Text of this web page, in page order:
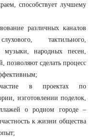
способствует лучшему
различных каналов
тактильного,
музыки, народных песен,
позволяют сделать процесс
Участие в проектах по
изготовлении поделок,
о родном городе –
к жизни общества